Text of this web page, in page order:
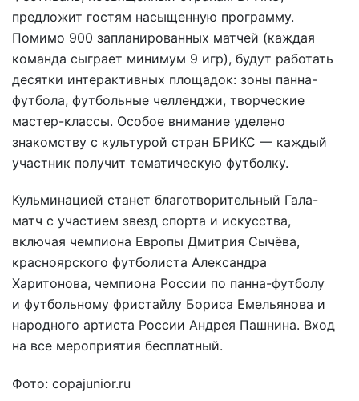
предложит гостям насыщенную программу.
Помимо 900 запланированных матчей (каждая
команда сыграет минимум 9 игр), будут работать
десятки интерактивных площадок: зоны панна-
футбола, футбольные челленджи, творческие
мастер-классы. Особое внимание уделено
знакомству с культурой стран БРИКС — каждый
участник получит тематическую футболку.
Кульминацией станет благотворительный Гала-
матч с участием звезд спорта и искусства,
включая чемпиона Европы Дмитрия Сычёва,
красноярского футболиста Александра
Харитонова, чемпиона России по панна-футболу
и футбольному фристайлу Бориса Емельянова и
народного артиста России Андрея Пашнина. Вход
на все мероприятия бесплатный.
Фото: copajunior.ru